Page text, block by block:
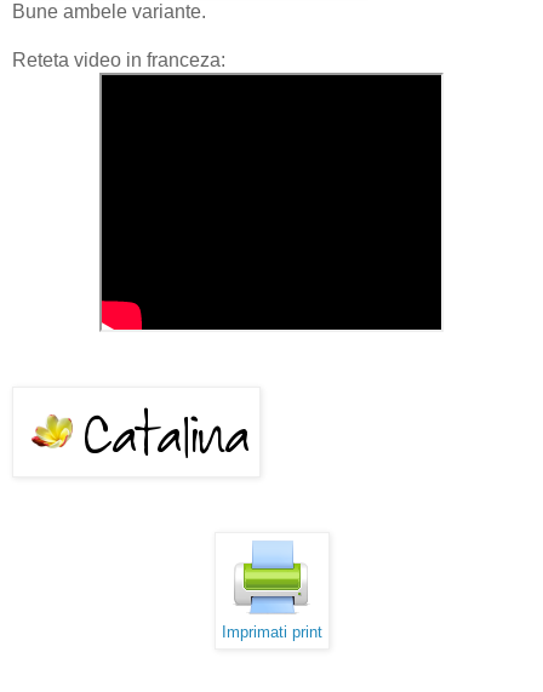
Bune ambele variante.
Reteta video in franceza:
Imprimati print